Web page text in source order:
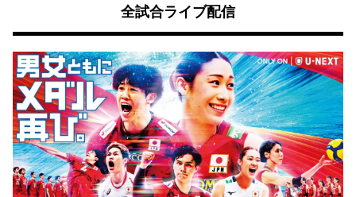
全試合ライブ配信